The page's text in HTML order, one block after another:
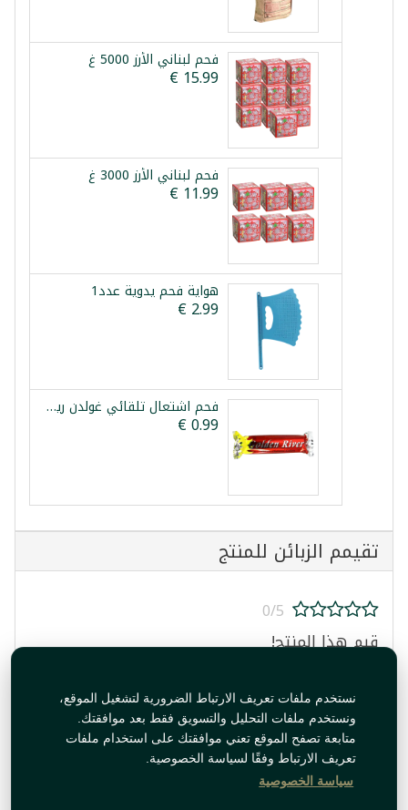
نستخدم ملفات تعريف الارتباط الضرورية لتشغيل الموقع،
ونستخدم ملفات التحليل والتسويق فقط بعد موافقتك.
متابعة تصفح الموقع تعني موافقتك على استخدام ملفات
تعريف الارتباط وفقًا لسياسة الخصوصية.
سياسة الخصوصية
فحم لبناني الأرز 5000 غ
فحم لبناني الأرز 3000 غ
هواية فحم يدوية عدد1
فحم اشتعال تلقائي غولدن ريفر 10 قطعة
تقيمم الزبائن للمنتج
0/5
قيم هذا المنتج!
قيم المنتج